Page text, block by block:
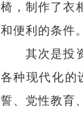
椅，制作了衣
和便利的条件。
其次是投资
各种现代化的
誓、党性教育